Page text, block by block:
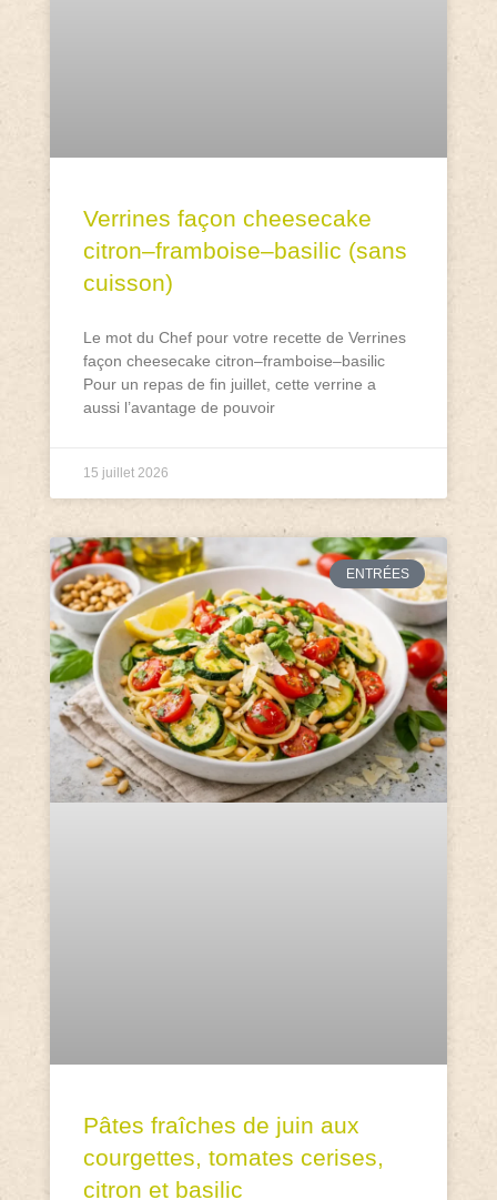
Verrines façon cheesecake
citron–framboise–basilic (sans
cuisson)
Le mot du Chef pour votre recette de Verrines
façon cheesecake citron–framboise–basilic
Pour un repas de fin juillet, cette verrine a
aussi l’avantage de pouvoir
15 juillet 2026
ENTRÉES
Pâtes fraîches de juin aux
courgettes, tomates cerises,
citron et basilic